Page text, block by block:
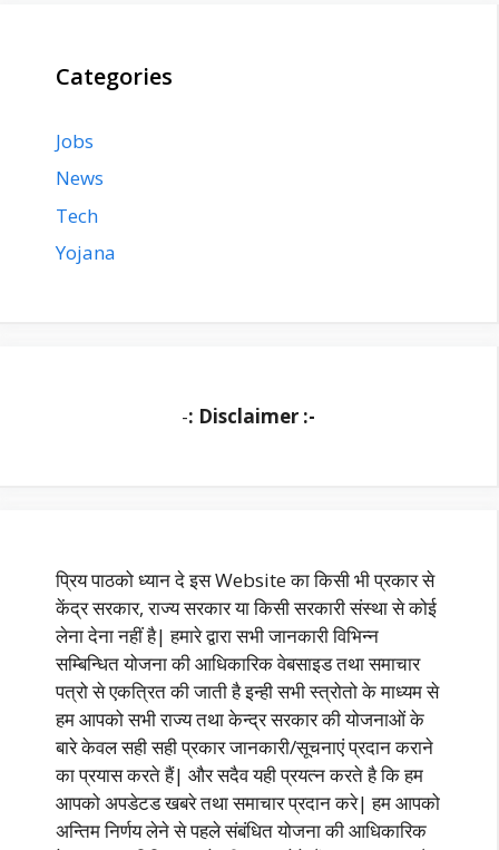
Categories
Jobs
News
Tech
Yojana
-: Disclaimer :-
प्रिय पाठको ध्यान दे इस Website का किसी भी प्रकार से
केंद्र सरकार, राज्य सरकार या किसी सरकारी संस्था से कोई
लेना देना नहीं है| हमारे द्वारा सभी जानकारी विभिन्न
सम्बिन्धित योजना की आधिकारिक वेबसाइड तथा समाचार
पत्रो से एकत्रित की जाती है इन्ही सभी स्त्रोतो के माध्यम से
हम आपको सभी राज्य तथा केन्द्र सरकार की योजनाओं के
बारे केवल सही सही प्रकार जानकारी/सूचनाएं प्रदान कराने
का प्रयास करते हैं| और सदैव यही प्रयत्न करते है कि हम
आपको अपडेटड खबरे तथा समाचार प्रदान करे| हम आपको
अन्तिम निर्णय लेने से पहले संबंधित योजना की आधिकारिक